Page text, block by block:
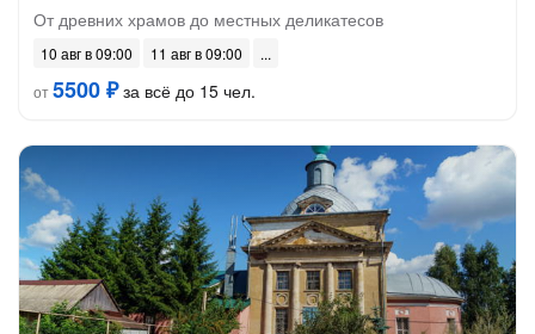
От древних храмов до местных деликатесов
10 авг в 09:00
11 авг в 09:00
от5500 ₽за всё до 15 чел.